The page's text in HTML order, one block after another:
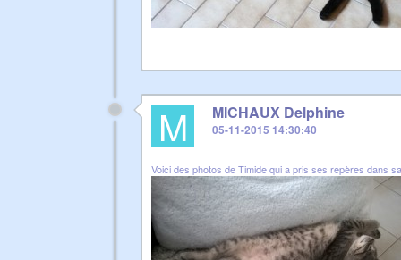
M MICHAUX Delphine
05-11-2015 14:30:40
Voici des photos de Timide qui a pris ses repères dans